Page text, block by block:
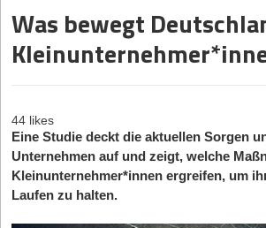
Was bewegt
44 likes
Eine Studie deckt die aktuellen Sorgen
Unternehmen auf und zeigt, welche
Kleinunternehmer*innen ergreifen, um
Laufen zu halten.